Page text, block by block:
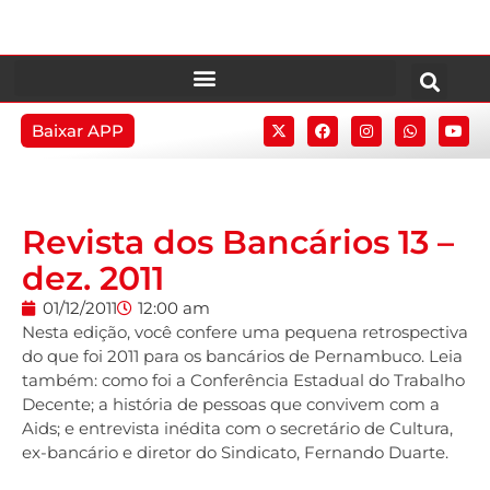
Baixar APP
Revista dos Bancários 13 –
dez. 2011
01/12/2011
12:00 am
Nesta edição, você confere uma pequena retrospectiva
do que foi 2011 para os bancários de Pernambuco. Leia
também: como foi a Conferência Estadual do Trabalho
Decente; a história de pessoas que convivem com a
Aids; e entrevista inédita com o secretário de Cultura,
ex-bancário e diretor do Sindicato, Fernando Duarte.